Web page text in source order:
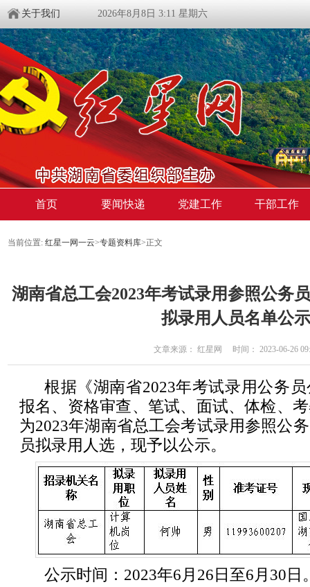
关于我们 2026年8月8日 3:11 星期六
首页 要闻快递 党建工作 干部工作
当前位置: 红星一网一云>专题资料库>正文
湖南省总工会2023年考试录用参照公务
拟录用人员名单公示
文章来源： 红星网 时间： 2023-06-26
根据《湖南省2023年考试录用公务
报名、资格审查、笔试、面试、体检、
为2023年湖南省总工会考试录用参照公
员拟录用人选，现予以公示。
公示时间：2023年6月26日至6月30日